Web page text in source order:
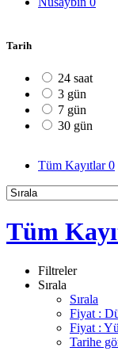
Tarih
24 saat
3 gün
7 gün
30 gün
Tüm Kayıtlar0
Tüm
Filtreler
Sırala
Sırala
Fiyat :
Fiyat :
Tarihe